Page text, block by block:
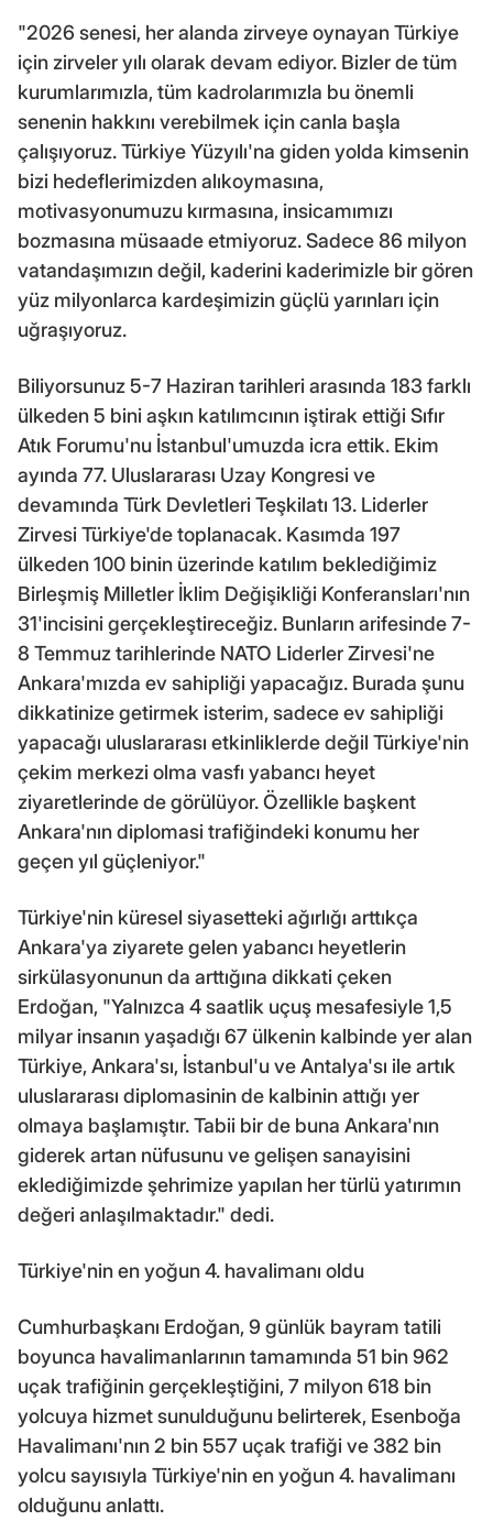
"2026 senesi, her alanda zirveye oynayan Türkiye
için zirveler yılı olarak devam ediyor. Bizler de tüm
kurumlarımızla, tüm kadrolarımızla bu önemli
senenin hakkını verebilmek için canla başla
çalışıyoruz. Türkiye Yüzyılı'na giden yolda kimsenin
bizi hedeflerimizden alıkoymasına,
motivasyonumuzu kırmasına, insicamımızı
bozmasına müsaade etmiyoruz. Sadece 86 milyon
vatandaşımızın değil, kaderini kaderimizle bir gören
yüz milyonlarca kardeşimizin güçlü yarınları için
uğraşıyoruz.
Biliyorsunuz 5-7 Haziran tarihleri arasında 183 farklı
ülkeden 5 bini aşkın katılımcının iştirak ettiği Sıfır
Atık Forumu'nu İstanbul'umuzda icra ettik. Ekim
ayında 77. Uluslararası Uzay Kongresi ve
devamında Türk Devletleri Teşkilatı 13. Liderler
Zirvesi Türkiye'de toplanacak. Kasımda 197
ülkeden 100 binin üzerinde katılım beklediğimiz
Birleşmiş Milletler İklim Değişikliği Konferansları'nın
31'incisini gerçekleştireceğiz. Bunların arifesinde 7-
8 Temmuz tarihlerinde NATO Liderler Zirvesi'ne
Ankara'mızda ev sahipliği yapacağız. Burada şunu
dikkatinize getirmek isterim, sadece ev sahipliği
yapacağı uluslararası etkinliklerde değil Türkiye'nin
çekim merkezi olma vasfı yabancı heyet
ziyaretlerinde de görülüyor. Özellikle başkent
Ankara'nın diplomasi trafiğindeki konumu her
geçen yıl güçleniyor."
Türkiye'nin küresel siyasetteki ağırlığı arttıkça
Ankara'ya ziyarete gelen yabancı heyetlerin
sirkülasyonunun da arttığına dikkati çeken
Erdoğan, "Yalnızca 4 saatlik uçuş mesafesiyle 1,5
milyar insanın yaşadığı 67 ülkenin kalbinde yer alan
Türkiye, Ankara'sı, İstanbul'u ve Antalya'sı ile artık
uluslararası diplomasinin de kalbinin attığı yer
olmaya başlamıştır. Tabii bir de buna Ankara'nın
giderek artan nüfusunu ve gelişen sanayisini
eklediğimizde şehrimize yapılan her türlü yatırımın
değeri anlaşılmaktadır." dedi.
Türkiye'nin en yoğun 4. havalimanı oldu
Cumhurbaşkanı Erdoğan, 9 günlük bayram tatili
boyunca havalimanlarının tamamında 51 bin 962
uçak trafiğinin gerçekleştiğini, 7 milyon 618 bin
yolcuya hizmet sunulduğunu belirterek, Esenboğa
Havalimanı'nın 2 bin 557 uçak trafiği ve 382 bin
yolcu sayısıyla Türkiye'nin en yoğun 4. havalimanı
olduğunu anlattı.